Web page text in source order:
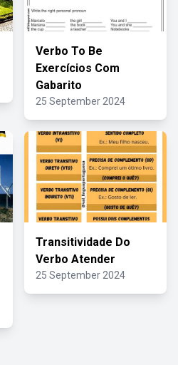
Verbo To Be
Exercícios Com
Gabarito
25 September 2024
Transitividade Do
Verbo Atender
25 September 2024